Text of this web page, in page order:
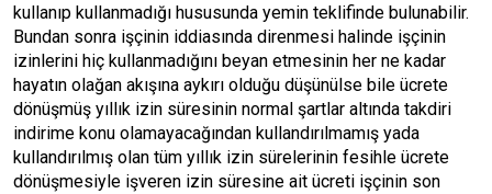
kullanıp kullanmadığı hususunda yemin teklifinde bulunabilir.
Bundan sonra işçinin iddiasında direnmesi halinde işçinin
izinlerini hiç kullanmadığını beyan etmesinin her ne kadar
hayatın olağan akışına aykırı olduğu düşünülse bile ücrete
dönüşmüş yıllık izin süresinin normal şartlar altında takdiri
indirime konu olamayacağından kullandırılmamış yada
kullandırılmış olan tüm yıllık izin sürelerinin fesihle ücrete
dönüşmesiyle işveren izin süresine ait ücreti işçinin son